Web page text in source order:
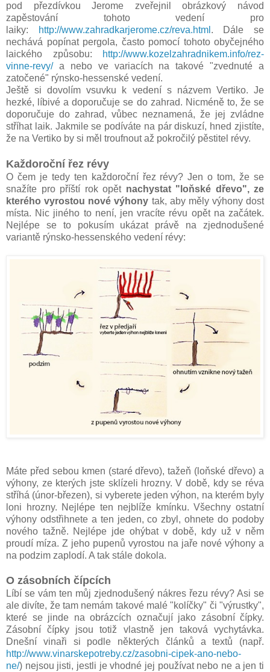
pod přezdívkou Jerome zveřejnil obrázkový návod
zapěstování tohoto vedení pro
laiky:
http://www.zahradkarjerome.cz/reva.html . Dále se
nechává popínat pergola, často pomocí tohoto obyčejného
laického způsobu:
http://www.kozelzahradnikem.info/rez-
vinne-revy/a nebo ve variacích na takové "zvednuté a
zatočené" rýnsko-hessenské vedení.
Ještě si dovolím vsuvku k vedení s názvem Vertiko. Je
hezké, líbivé a doporučuje se do zahrad. Nicméně to, že se
doporučuje do zahrad, vůbec neznamená, že jej zvládne
stříhat laik. Jakmile se podíváte na pár diskuzí, hned zjistíte,
že na Vertiko by si měl troufnout až pokročilý pěstitel révy.
Každoroční řez révy
O čem je tedy ten každoroční řez révy? Jen o tom, že se
snažíte pro příští rok opět nachystat "loňské dřevo", ze
kterého vyrostou nové výhony tak, aby měly výhony dost
místa. Nic jiného to není, jen vracíte révu opět na začátek.
Nejlépe se to pokusím ukázat právě na zjednodušené
variantě rýnsko-hessenského vedení révy:
Máte před sebou kmen (staré dřevo), tažeň (loňské dřevo) a
výhony, ze kterých jste sklízeli hrozny. V době, kdy se réva
stříhá (únor-březen), si vyberete jeden výhon, na kterém byly
loni hrozny. Nejlépe ten nejblíže kmínku. Všechny ostatní
výhony odstřihnete a ten jeden, co zbyl, ohnete do podoby
nového tažně. Nejlépe jde ohýbat v době, kdy už v něm
proudí míza. Z jeho pupenů vyrostou na jaře nové výhony a
na podzim zaplodí. A tak stále dokola.
O zásobních čípcích
Líbí se vám ten můj zjednodušený nákres řezu révy? Asi se
ale divíte, že tam nemám takové malé "kolíčky" či "výrustky",
které se jinde na obrázcích označují jako zásobní čípky.
Zásobní čípky jsou totiž vlastně jen taková vychytávka.
Dnešní vinaři si podle některých článků a textů (např.
http://www.vinarskepotreby.cz/zasobni-cipek-ano-nebo-
ne/) nejsou jisti, jestli je vhodné jej používat nebo ne a jen ti